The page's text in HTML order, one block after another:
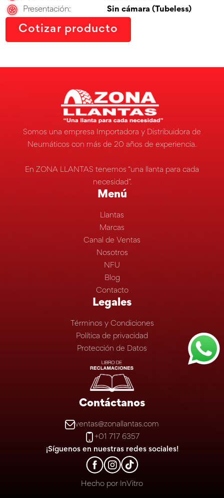
Presentación:
Sin cámara (Tubeless)
Cotizar producto
Somos una empresa Importadora y Distribuidora de
Neumáticos con más de 20 años de experiencia.
En ZONA LLANTAS tenemos “una llanta para cada
necesidad”.
Menú
Llantas
Marcas
Canal de Ventas
Nosotros
NFU
Blog
Contacto
Legales
Términos y Condiciones
Política de privacidad
Protección de Datos
Contáctanos
ventas@zonallantas.com
+01 717 6357
¡Síguenos en nuestras redes sociales!
Hecho por InVitro